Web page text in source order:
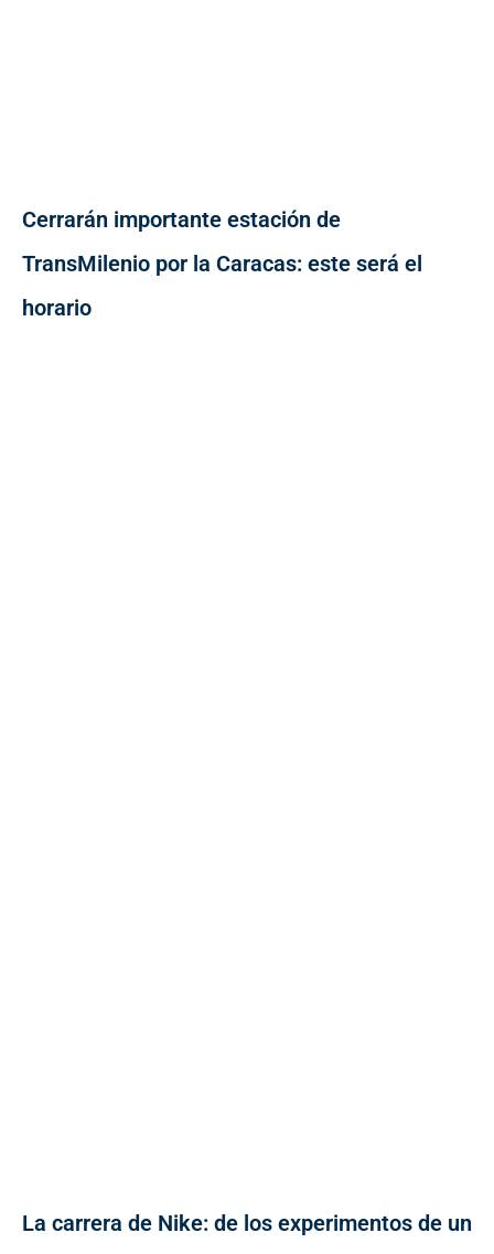
Cerrarán importante estación de
TransMilenio por la Caracas: este será el
horario
La carrera de Nike: de los experimentos de un